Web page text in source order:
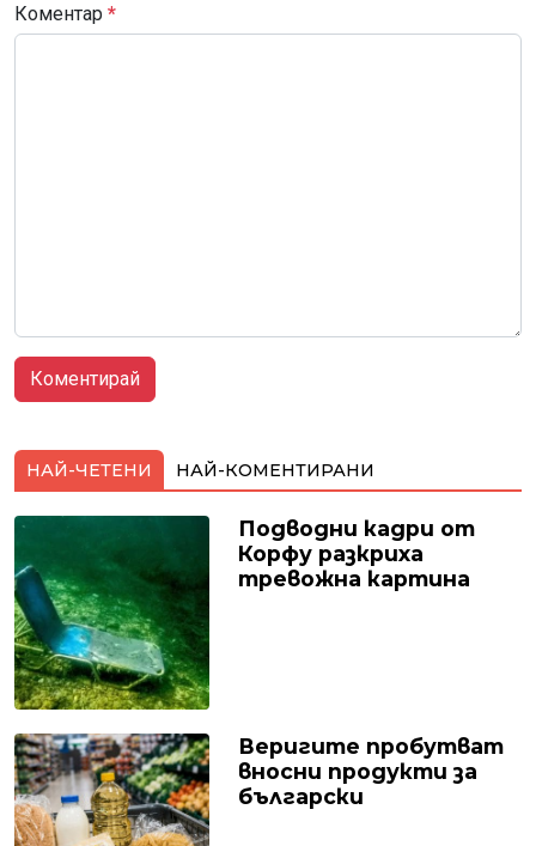
Коментар *
НАЙ-ЧЕТЕНИ НАЙ-КОМЕНТИРАНИ
Подводни кадри от
Корфу разкриха
тревожна картина
Веригите пробутват
вносни продукти за
български